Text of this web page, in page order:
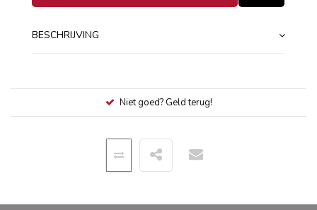
BESCHRIJVING
Niet goed? Geld terug!